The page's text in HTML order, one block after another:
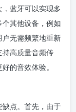
蓝牙可以实现多
其他设备，例如
无需频繁地重新
高质量音频传
的音效体验。
点。首先，由于